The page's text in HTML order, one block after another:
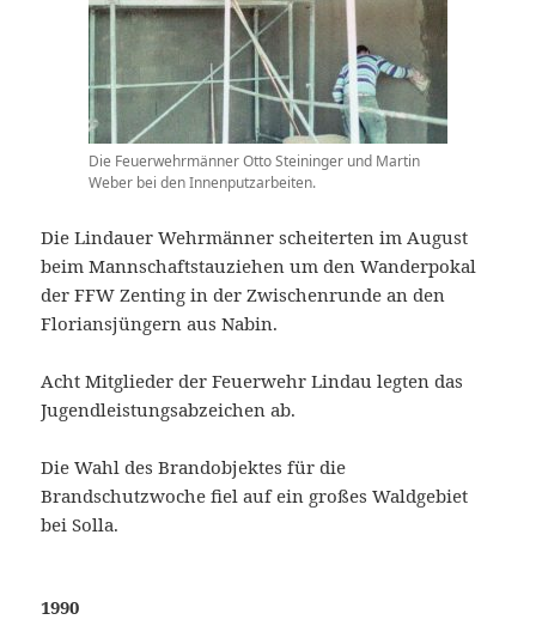
Die Feuerwehrmänner Otto Steininger und Martin
Weber bei den Innenputzarbeiten.
Die Lindauer Wehrmänner scheiterten im August
beim Mannschaftstauziehen um den Wanderpokal
der FFW Zenting in der Zwischenrunde an den
Floriansjüngern aus Nabin.
Acht Mitglieder der Feuerwehr Lindau legten das
Jugendleistungsabzeichen ab.
Die Wahl des Brandobjektes für die
Brandschutzwoche fiel auf ein großes Waldgebiet
bei Solla.
1990